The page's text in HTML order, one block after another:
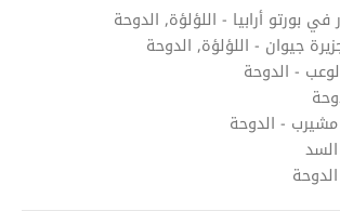
بورتو أرابيا - اللؤلؤة, الدوحة
جيوان - اللؤلؤة, الدوحة
- الدوحة
مشيرب - الدوحة